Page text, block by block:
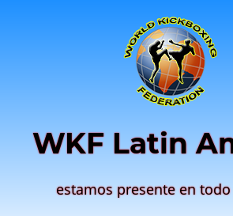
WKF Latin
estamos presente en